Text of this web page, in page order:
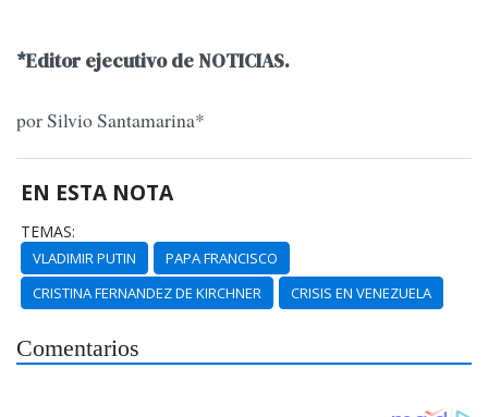
*Editor ejecutivo de NOTICIAS.
por Silvio Santamarina*
EN ESTA NOTA
TEMAS:
VLADIMIR PUTIN
PAPA FRANCISCO
CRISTINA FERNANDEZ DE KIRCHNER
CRISIS EN VENEZUELA
Comentarios